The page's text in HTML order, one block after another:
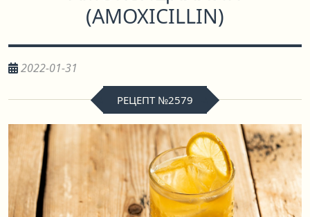
(AMOXICILLIN)
2022-01-31
РЕЦЕПТ №2579